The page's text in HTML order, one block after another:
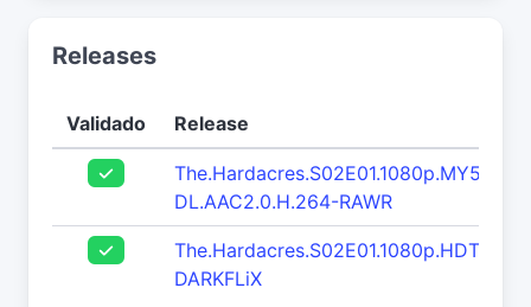
Releases
Validado Release
DL.AAC2.0.H.264-RAWR
DARKFLiX